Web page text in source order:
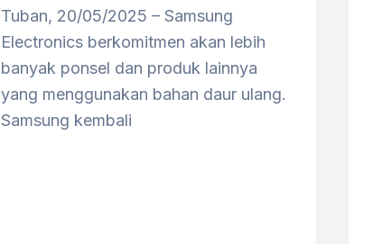
Tuban, 20/05/2025 – Samsung
Electronics berkomitmen akan lebih
banyak ponsel dan produk lainnya
yang menggunakan bahan daur ulang.
Samsung kembali